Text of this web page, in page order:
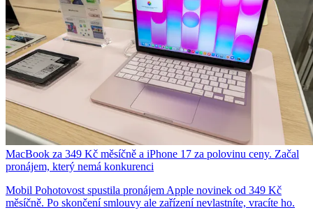
MacBook za 349 Kč měsíčně a iPhone 17 za polovinu ceny. Začal
pronájem, který nemá konkurenci
Mobil Pohotovost spustila pronájem Apple novinek od 349 Kč
měsíčně. Po skončení smlouvy ale zařízení nevlastníte, vracíte ho.